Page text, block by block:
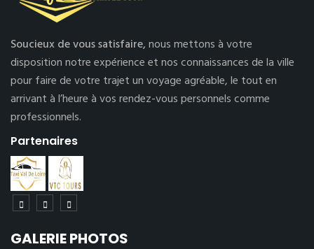
Soucieux de vous satisfaire,nous mettons à votre
disposition notre expérience et nos connaissances de la ville
pour faire de votre trajet un voyage agréable, le tout en
arrivant à l’heure à vos rendez-vous personnels comme
professionnels.
Partenaires
GALERIE PHOTOS